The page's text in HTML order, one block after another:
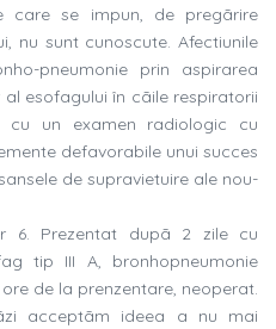
care se impun, de pregãrire
nu sunt cunoscute. Afectiunile
pneumonie prin aspirarea
esofagului în cãile respiratorii
cu un examen radiologic cu
defavorabile unui succes
de supravietuire ale nou-
6. Prezentat dupã 2 zile cu
tip III A, bronhopneumonie
de la prenzentare, neoperat.
acceptãm ideea a nu mai